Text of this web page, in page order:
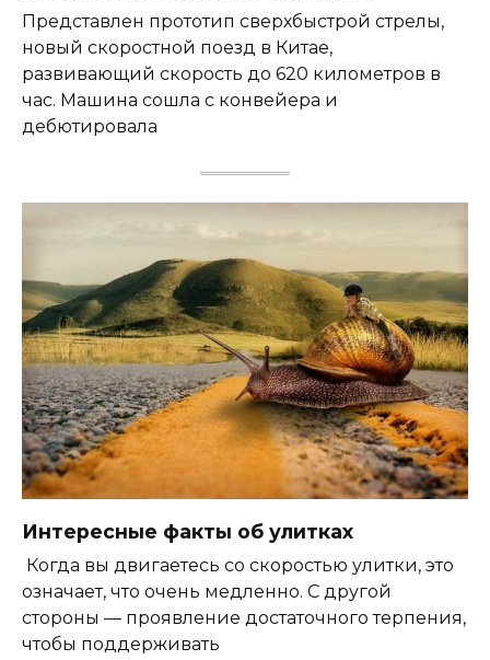
Представлен прототип сверхбыстрой стрелы,
новый скоростной поезд в Китае,
развивающий скорость до 620 километров в
час. Машина сошла с конвейера и
дебютировала
Интересные факты об улитках
Когда вы двигаетесь со скоростью улитки, это
означает, что очень медленно. С другой
стороны — проявление достаточного терпения,
чтобы поддерживать